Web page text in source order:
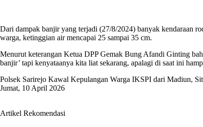
Dari dampak banjir yang terjadi (27/8/2024) banyak kendaraan
warga, ketinggian air mencapai 25 sampai 35 cm.
Menurut keterangan Ketua DPP Gemak Bung Afandi Ginting
banjir’ tapi kenyataanya kita liat sekarang, apalagi di saat ini
Polsek Sarirejo Kawal Kepulangan Warga IKSPI dari Madiun,
Jumat, 10 April 2026
Artikel Rekomendasi